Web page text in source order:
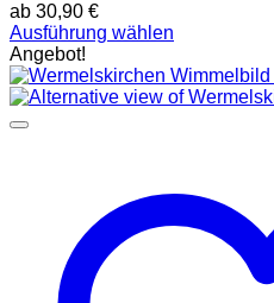
ab 30,90 €
Ausführung wählen
weist
mehrere
können
auf
Produktseite
Angebot!